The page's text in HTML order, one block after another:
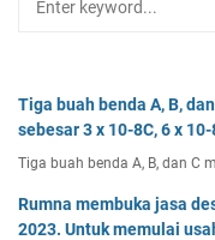
Tiga buah benda A, B,
sebesar 3 x 10-8C, 6 x 10-
Tiga buah benda A, B, dan C
Rumna membuka jasa
2023. Untuk memulai